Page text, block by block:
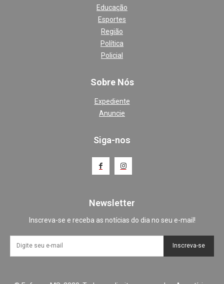
Educação
Esportes
Região
Política
Policial
Sobre Nós
Expediente
Anuncie
Siga-nos
Newsletter
Inscreva-se e receba as notícias do dia no seu e-mail!
Inscreva-se